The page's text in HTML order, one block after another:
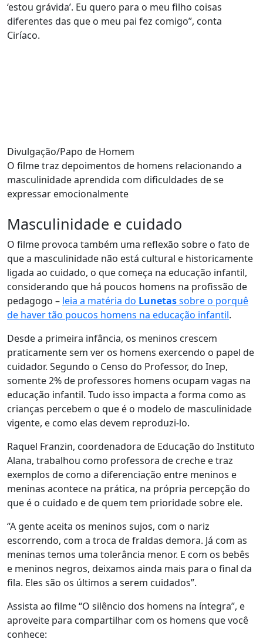
‘estou grávida’. Eu quero para o meu filho coisas
diferentes das que o meu pai fez comigo”, conta
Ciríaco.
Divulgação/Papo de Homem
O filme traz depoimentos de homens relacionando a
masculinidade aprendida com dificuldades de se
expressar emocionalmente
Masculinidade e cuidado
O filme provoca também uma reflexão sobre o fato de
que a masculinidade não está cultural e historicamente
ligada ao cuidado, o que começa na educação infantil,
considerando que há poucos homens na profissão de
pedagogo – leia a matéria do Lunetassobre o porquê
de haver tão poucos homens na educação infantil.
Desde a primeira infância, os meninos crescem
praticamente sem ver os homens exercendo o papel de
cuidador. Segundo o Censo do Professor, do Inep,
somente 2% de professores homens ocupam vagas na
educação infantil. Tudo isso impacta a forma como as
crianças percebem o que é o modelo de masculinidade
vigente, e como elas devem reproduzi-lo.
Raquel Franzin, coordenadora de Educação do Instituto
Alana, trabalhou como professora de creche e traz
exemplos de como a diferenciação entre meninos e
meninas acontece na prática, na própria percepção do
que é o cuidado e de quem tem prioridade sobre ele.
“A gente aceita os meninos sujos, com o nariz
escorrendo, com a troca de fraldas demora. Já com as
meninas temos uma tolerância menor. E com os bebês
e meninos negros, deixamos ainda mais para o final da
fila. Eles são os últimos a serem cuidados”.
Assista ao filme “O silêncio dos homens na íntegra”, e
aproveite para compartilhar com os homens que você
conhece: